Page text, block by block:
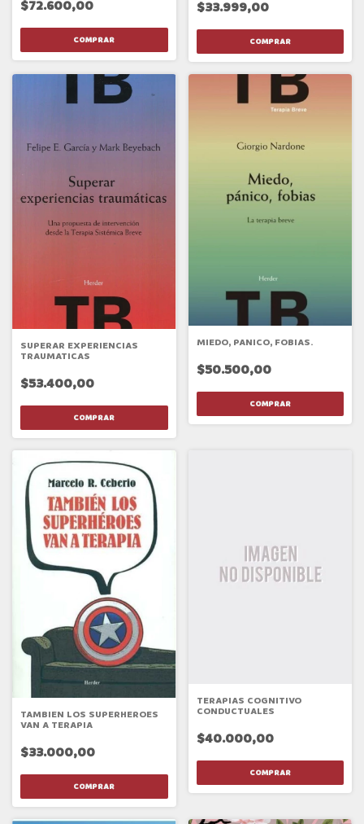
$72.600,00 $33.999,00
SUPERAR EXPERIENCIAS
TRAUMATICAS
$53.400,00
MIEDO, PANICO, FOBIAS.
$50.500,00
TAMBIEN LOS SUPERHEROES
VAN A TERAPIA
$33.000,00
TERAPIAS COGNITIVO
CONDUCTUALES
$40.000,00